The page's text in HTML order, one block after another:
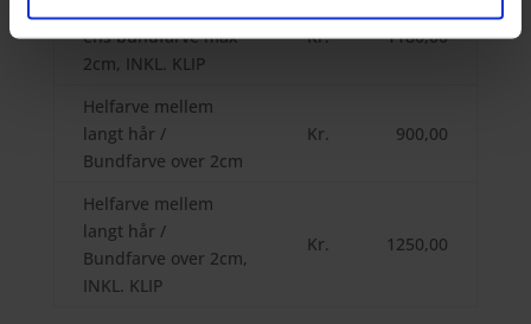
ens bundfarve max
2cm, INKL. KLIP
Kr. 1180,00
Helfarve mellem
langt hår /
Bundfarve over 2cm
Kr. 900,00
Helfarve mellem
langt hår /
Bundfarve over 2cm,
INKL. KLIP
Kr. 1250,00